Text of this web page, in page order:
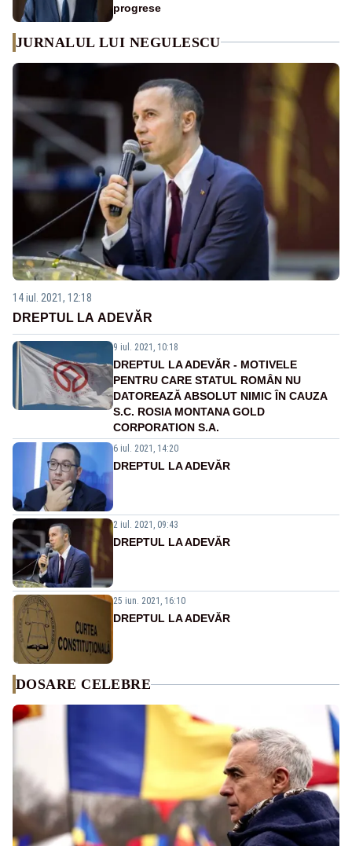
progrese
JURNALUL LUI NEGULESCU
14 iul. 2021, 12:18
DREPTUL LA ADEVĂR
9 iul. 2021, 10:18
DREPTUL LA ADEVĂR - MOTIVELE
PENTRU CARE STATUL ROMÂN NU
DATOREAZĂ ABSOLUT NIMIC ÎN CAUZA
S.C. ROSIA MONTANA GOLD
CORPORATION S.A.
6 iul. 2021, 14:20
DREPTUL LA ADEVĂR
2 iul. 2021, 09:43
DREPTUL LA ADEVĂR
25 iun. 2021, 16:10
DREPTUL LA ADEVĂR
DOSARE CELEBRE